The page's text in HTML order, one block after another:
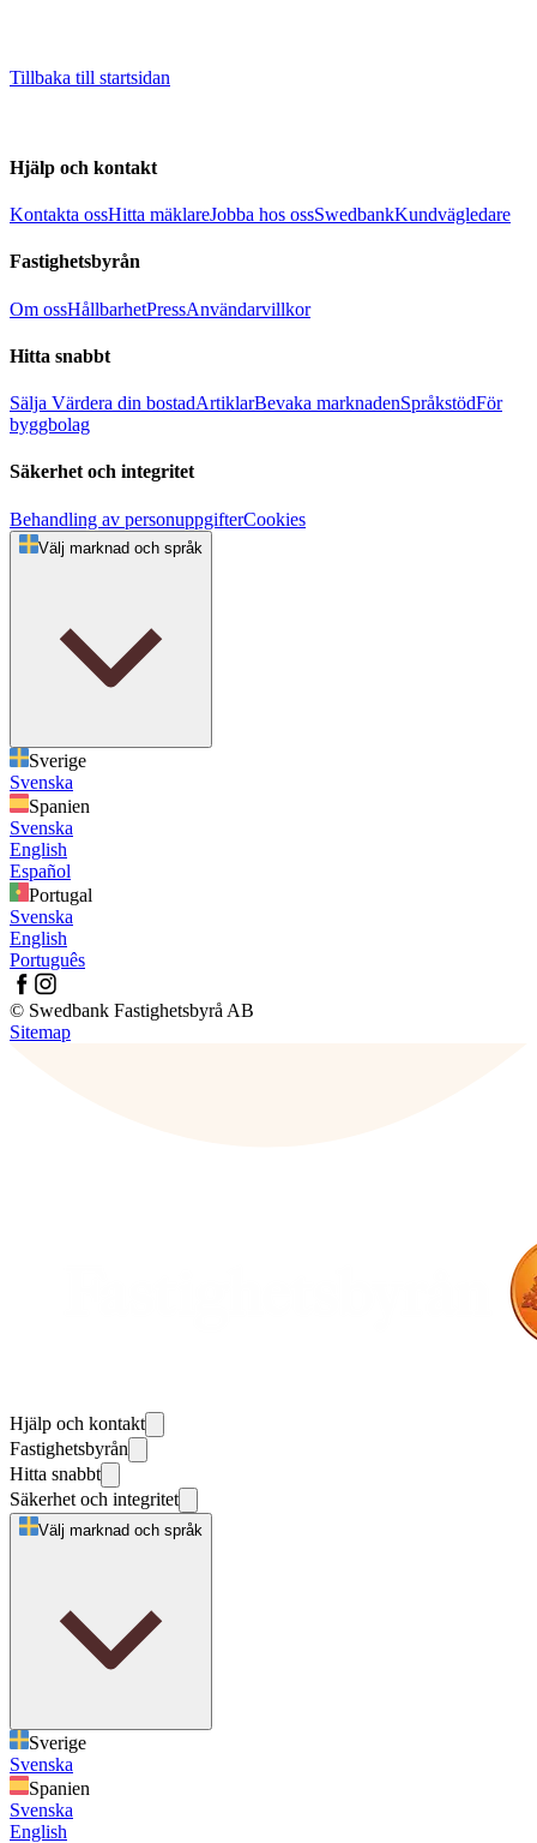
Tillbaka till startsidan
Hjälp och kontakt
Kontakta ossHitta mäklareJobba hos ossSwedbankKundvägledare
Fastighetsbyrån
Om ossHållbarhetPressAnvändarvillkor
Hitta snabbt
Sälja Värdera din bostadArtiklarBevaka marknadenSpråkstödFör
byggbolag
Säkerhet och integritet
Behandling av personuppgifterCookies
Välj marknad och språk
Sverige
Svenska
Spanien
Svenska
English
Español
Portugal
Svenska
English
Português
© Swedbank Fastighetsbyrå AB
Sitemap
Hjälp och kontakt
Fastighetsbyrån
Hitta snabbt
Säkerhet och integritet
Välj marknad och språk
Sverige
Svenska
Spanien
Svenska
English